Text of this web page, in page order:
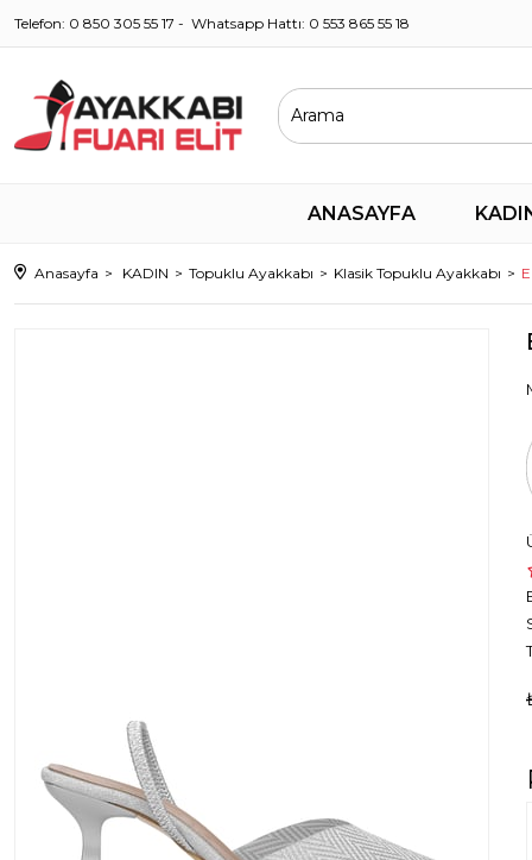
Telefon: 0 850 305 55 17 - Whatsapp Hattı: 0 553 865 55 18
ANASAYFA
Anasayfa KADIN Topuklu Ayakkabı Klasik Topuklu Ayakkabı